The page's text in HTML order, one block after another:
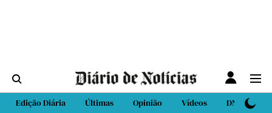
Edição Diária Últimas Opinião Vídeos DN Sport